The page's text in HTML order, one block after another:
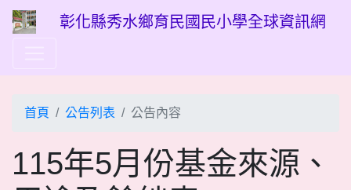
彰化縣秀水鄉育民國民小學全球資訊網
首頁 公告列表 公告內容
115年5月份基金來源、